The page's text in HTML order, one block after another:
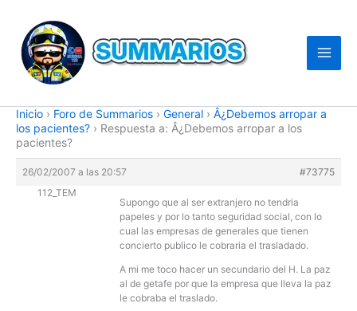
contenido
Inicio › Foro de Summarios › General › Â¿Debemos arropar a
los pacientes? › Respuesta a: Â¿Debemos arropar a los
pacientes?
26/02/2007 a las 20:57
#73775
112_TEM
Supongo que al ser extranjero no tendria
papeles y por lo tanto seguridad social, con lo
cual las empresas de generales que tienen
concierto publico le cobraria el trasladado.
A mi me toco hacer un secundario del H. La paz
al de getafe por que la empresa que lleva la paz
le cobraba el traslado.